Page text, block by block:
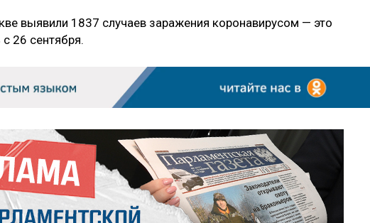
выявили 1837 случаев заражения коронавирусом — это
26 сентября.